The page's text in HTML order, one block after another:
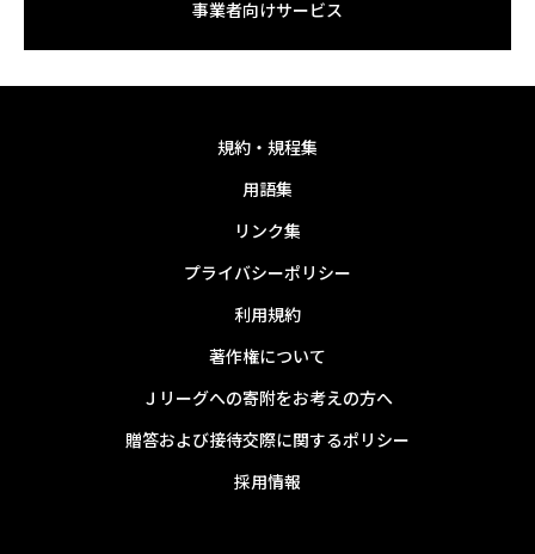
事業者向けサービス
規約・規程集
用語集
リンク集
プライバシーポリシー
利用規約
著作権について
Ｊリーグへの寄附をお考えの方へ
贈答および接待交際に関するポリシー
採用情報